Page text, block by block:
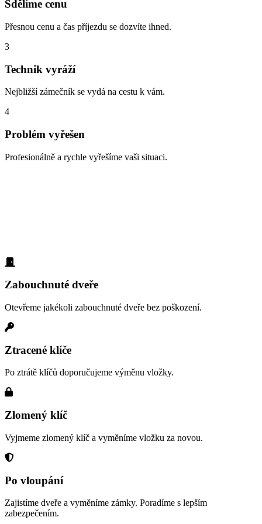
Sdělíme cenu
Přesnou cenu a čas příjezdu se dozvíte ihned.
3
Technik vyráží
Nejbližší zámečník se vydá na cestu k vám.
4
Problém vyřešen
Profesionálně a rychle vyřešíme vaši situaci.
Zabouchnuté dveře
Otevřeme jakékoli zabouchnuté dveře bez poškození.
Ztracené klíče
Po ztrátě klíčů doporučujeme výměnu vložky.
Zlomený klíč
Vyjmeme zlomený klíč a vyměníme vložku za novou.
Po vloupání
Zajistíme dveře a vyměníme zámky. Poradíme s lepším
zabezpečením.